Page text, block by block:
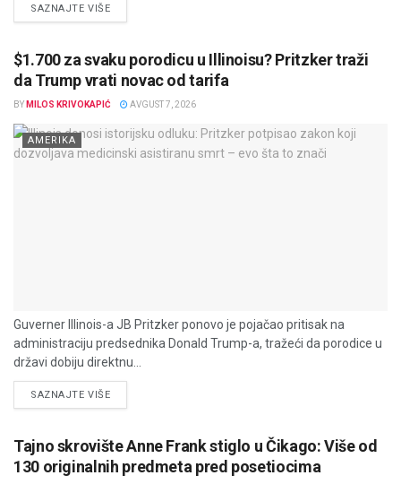
SAZNAJTE VIŠEDETAILS
$1.700 za svaku porodicu u Illinoisu? Pritzker traži
da Trump vrati novac od tarifa
BY MILOS KRIVOKAPIĆ AVGUST 7, 2026
AMERIKA
Guverner Illinois-a JB Pritzker ponovo je pojačao pritisak na
administraciju predsednika Donald Trump-a, tražeći da porodice u
državi dobiju direktnu...
SAZNAJTE VIŠEDETAILS
Tajno skrovište Anne Frank stiglo u Čikago: Više od
130 originalnih predmeta pred posetiocima